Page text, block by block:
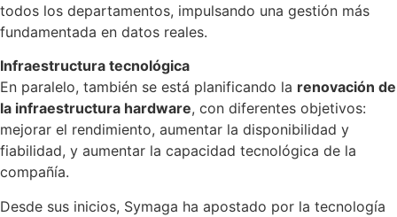
todos los departamentos, impulsando una gestión más
fundamentada en datos reales.
Infraestructura tecnológica
En paralelo, también se está planificando la renovación de
la infraestructura hardware, con diferentes objetivos:
mejorar el rendimiento, aumentar la disponibilidad y
fiabilidad, y aumentar la capacidad tecnológica de la
compañía.
Desde sus inicios, Symaga ha apostado por la tecnología